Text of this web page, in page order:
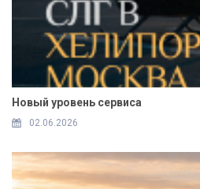
Новый уровень сервиса
02.06.2026